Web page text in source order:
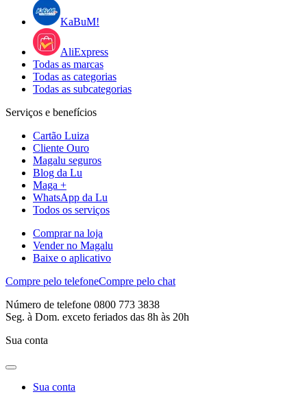
KaBuM!
AliExpress
Todas as marcas
Todas as categorias
Todas as subcategorias
Serviços e benefícios
Cartão Luiza
Cliente Ouro
Magalu seguros
Blog da Lu
Maga +
WhatsApp da Lu
Todos os serviços
Comprar na loja
Vender no Magalu
Baixe o aplicativo
Compre pelo telefoneCompre pelo chat
Número de telefone 0800 773 3838
Seg. à Dom. exceto feriados das 8h às 20h
Sua conta
Sua conta